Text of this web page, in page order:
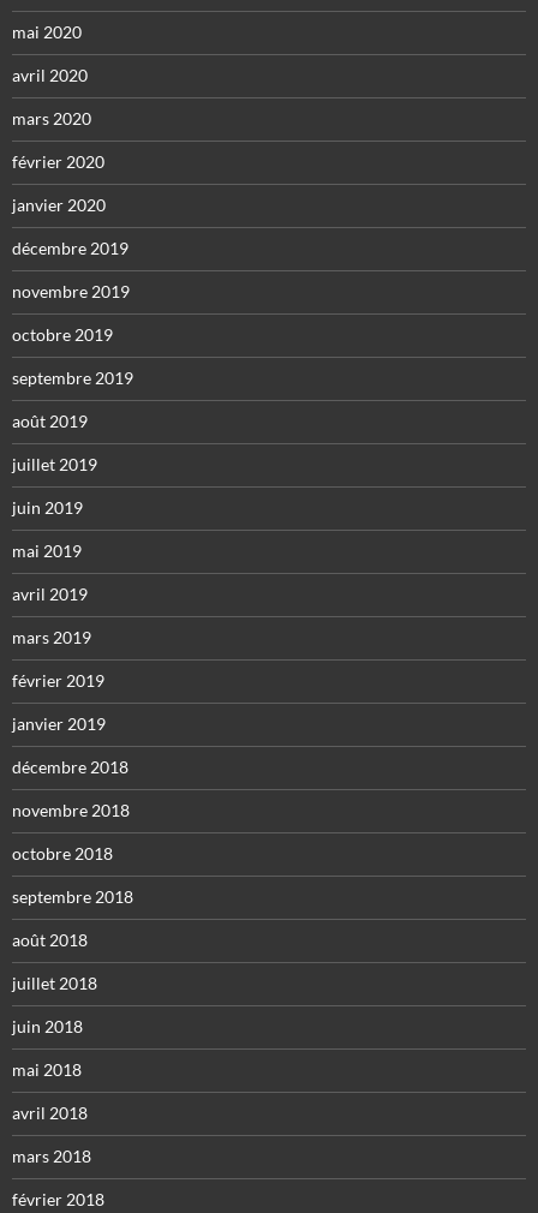
mai 2020
avril 2020
mars 2020
février 2020
janvier 2020
décembre 2019
novembre 2019
octobre 2019
septembre 2019
août 2019
juillet 2019
juin 2019
mai 2019
avril 2019
mars 2019
février 2019
janvier 2019
décembre 2018
novembre 2018
octobre 2018
septembre 2018
août 2018
juillet 2018
juin 2018
mai 2018
avril 2018
mars 2018
février 2018